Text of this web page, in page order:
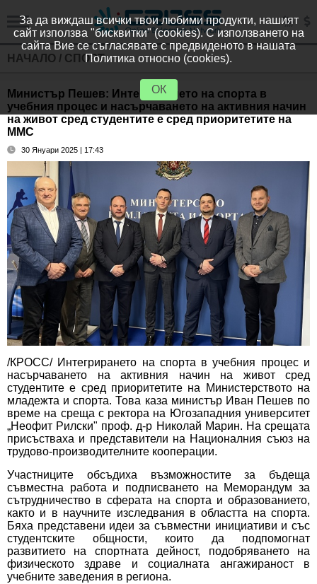
НАЧАЛО / СПОРТ
Министър Пешев: Интегрирането на спорта в
учебния процес и насърчаването на активния начин
на живот сред студентите е сред приоритетите на
ММС
30 Януари 2025 | 17:43
/КРОСС/ Интегрирането на спорта в учебния процес и
насърчаването на активния начин на живот сред
студентите е сред приоритетите на Министерството на
младежта и спорта. Това каза министър Иван Пешев по
време на среща с ректора на Югозападния университет
„Неофит Рилски" проф. д-р Николай Марин. На срещата
присъстваха и представители на Националния съюз на
трудово-производителните кооперации.
Участниците обсъдиха възможностите за бъдеща
съвместна работа и подписването на Меморандум за
сътрудничество в сферата на спорта и образованието,
както и в научните изследвания в областта на спорта.
Бяха представени идеи за съвместни инициативи и със
студентските общности, които да подпомогнат
развитието на спортната дейност, подобряването на
физическото здраве и социалната ангажираност в
учебните заведения в региона.
За да виждаш всички твои любими продукти, нашият
сайт използва "бисквитки" (cookies). С използването на
сайта Вие се съгласявате с предвиденото в нашата
Политика относно (cookies).
ОК